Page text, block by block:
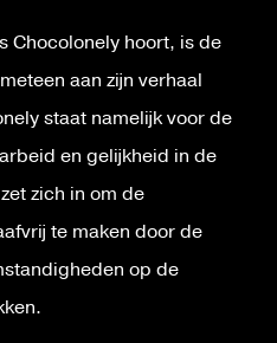
Chocolonely hoort, is de
aan zijn verhaal
staat namelijk voor de
en gelijkheid in de
zich in om de
te maken door de
op de